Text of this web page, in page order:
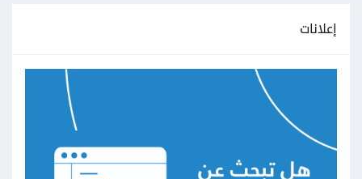
إعلانات